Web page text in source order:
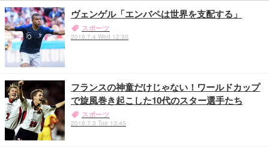
ヴェンゲル「エンバペは世界を支配する」
スポーツ
2018.7.4 Wed 12:30
フランスの神童だけじゃない！ワールドカップ
で旋風巻き起こした10代のスター選手たち
スポーツ
2018.7.3 Tue 13:45